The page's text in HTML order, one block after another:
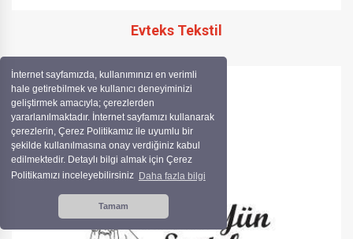
İnternet sayfamızda, kullanımınızı en verimli
hale getirebilmek ve kullanıcı deneyiminizi
geliştirmek amacıyla; çerezlerden
yararlanılmaktadır. İnternet sayfamızı kullanarak
çerezlerin, Çerez Politikamız ile uyumlu bir
şekilde kullanılmasına onay verdiğiniz kabul
edilmektedir. Detaylı bilgi almak için Çerez
Politikamızı inceleyebilirsiniz Daha fazla bilgi
Tamam
Evteks Tekstil